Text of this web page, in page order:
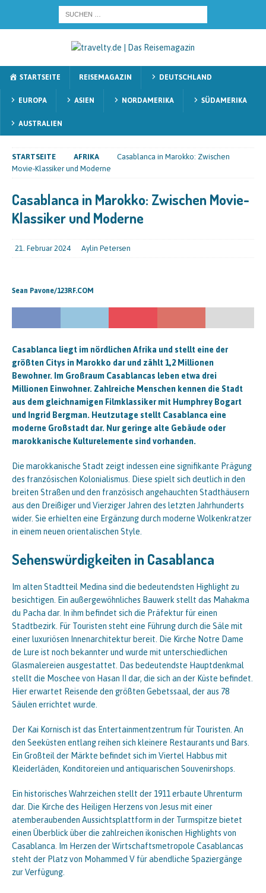
STARTSEITE REISEMAGAZIN DEUTSCHLAND
EUROPA ASIEN NORDAMERIKA SÜDAMERIKA
AUSTRALIEN
STARTSEITE AFRIKA
Casablanca in Marokko: Zwischen
Movie-Klassiker und Moderne
Casablanca in Marokko: Zwischen Movie-
Klassiker und Moderne
21. Februar 2024 Aylin Petersen
Sean Pavone/123RF.COM
Casablanca liegt im nördlichen Afrika und stellt eine der
größten Citys in Marokko dar und zählt 1,2 Millionen
Bewohner. Im Großraum Casablancas leben etwa drei
Millionen Einwohner. Zahlreiche Menschen kennen die Stadt
aus dem gleichnamigen Filmklassiker mit Humphrey Bogart
und Ingrid Bergman. Heutzutage stellt Casablanca eine
moderne Großstadt dar. Nur geringe alte Gebäude oder
marokkanische Kulturelemente sind vorhanden.
Die marokkanische Stadt zeigt indessen eine signifikante Prägung
des französischen Kolonialismus. Diese spielt sich deutlich in den
breiten Straßen und den französisch angehauchten Stadthäusern
aus den Dreißiger und Vierziger Jahren des letzten Jahrhunderts
wider. Sie erhielten eine Ergänzung durch moderne Wolkenkratzer
in einem neuen orientalischen Style.
Sehenswürdigkeiten in Casablanca
Im alten Stadtteil Medina sind die bedeutendsten Highlight zu
besichtigen. Ein außergewöhnliches Bauwerk stellt das Mahakma
du Pacha dar. In ihm befindet sich die Präfektur für einen
Stadtbezirk. Für Touristen steht eine Führung durch die Säle mit
einer luxuriösen Innenarchitektur bereit. Die Kirche Notre Dame
de Lure ist noch bekannter und wurde mit unterschiedlichen
Glasmalereien ausgestattet. Das bedeutendste Hauptdenkmal
stellt die Moschee von Hasan II dar, die sich an der Küste befindet.
Hier erwartet Reisende den größten Gebetssaal, der aus 78
Säulen errichtet wurde.
Der Kai Kornisch ist das Entertainmentzentrum für Touristen. An
den Seeküsten entlang reihen sich kleinere Restaurants und Bars.
Ein Großteil der Märkte befindet sich im Viertel Habbus mit
Kleiderläden, Konditoreien und antiquarischen Souvenirshops.
Ein historisches Wahrzeichen stellt der 1911 erbaute Uhrenturm
dar. Die Kirche des Heiligen Herzens von Jesus mit einer
atemberaubenden Aussichtsplattform in der Turmspitze bietet
einen Überblick über die zahlreichen ikonischen Highlights von
Casablanca. Im Herzen der Wirtschaftsmetropole Casablancas
steht der Platz von Mohammed V für abendliche Spaziergänge
zur Verfügung.